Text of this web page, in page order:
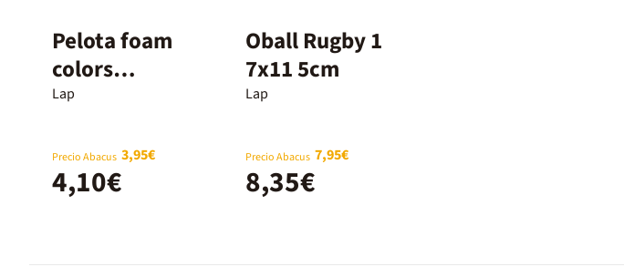
Pelota foam
colors
assortits 12cm
Lap
Precio Abacus 3,95€
4,10€
Oball Rugby 1
7x11 5cm
Lap
Precio Abacus 7,95€
8,35€